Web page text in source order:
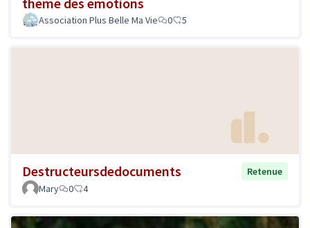
Association Plus Belle Ma Vie 0 5
Destructeursdedocuments
Retenue
Mary
0 4